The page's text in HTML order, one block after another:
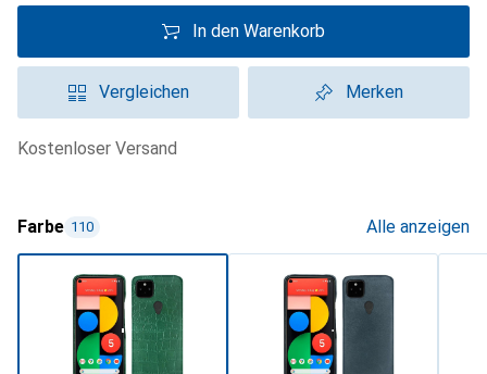
In den Warenkorb
Vergleichen Merken
kostenloser Versand
Farbe 110 Alle anzeigen